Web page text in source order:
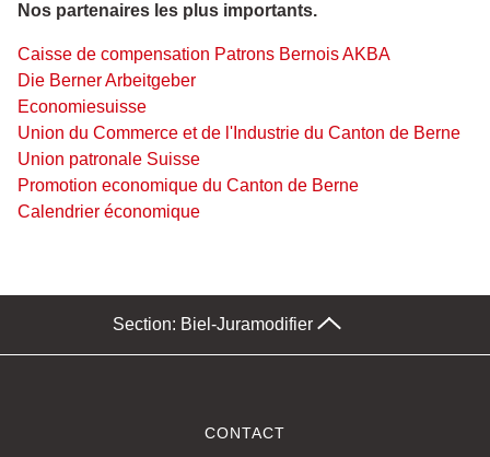
Nos partenaires les plus importants.
Caisse de compensation Patrons Bernois AKBA
Die Berner Arbeitgeber
Economiesuisse
Union du Commerce et de l'Industrie du Canton de Berne
Union patronale Suisse
Promotion economique du Canton de Berne
Calendrier économique
Section: Biel-Juramodifier
CONTACT